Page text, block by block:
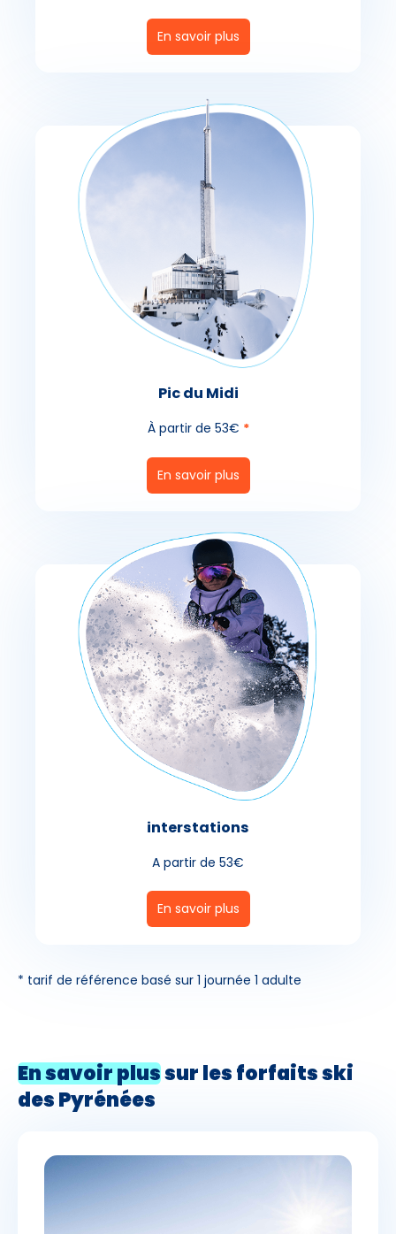
En savoir plus
Pic du Midi
À partir de 53€ *
En savoir plus
interstations
A partir de 53€
En savoir plus
* tarif de référence basé sur 1 journée 1 adulte
En savoir plussur les forfaits ski
des Pyrénées